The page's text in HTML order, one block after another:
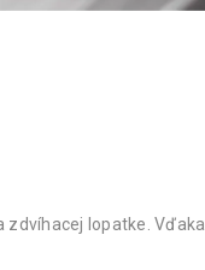
zdvíhacej lopatke. Vďaka